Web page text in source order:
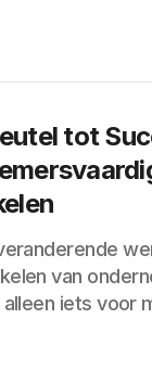
tot
van
alleen iets voor